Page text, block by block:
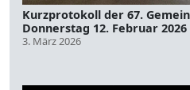
Kurzprotokoll der 67.
Donnerstag 12. Februar 2026
3. März 2026